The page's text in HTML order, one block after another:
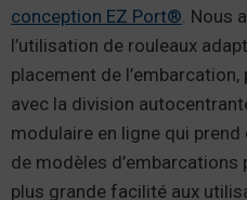
conception EZ Port® . Nous
l’utilisation de rouleaux
placement de
avec la division
modulaire en ligne qui
de modèles
plus grande facilité aux